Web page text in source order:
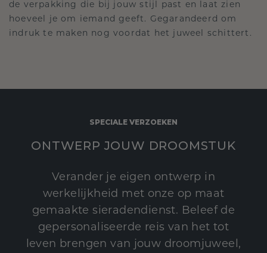
de verpakking die bij jouw stijl past en laat zien
hoeveel je om iemand geeft. Gegarandeerd om
indruk te maken nog voordat het juweel schittert.
SPECIALE VERZOEKEN
ONTWERP JOUW DROOMSTUK
Verander je eigen ontwerp in
werkelijkheid met onze op maat
gemaakte sieradendienst. Beleef de
gepersonaliseerde reis van het tot
leven brengen van jouw droomjuweel,